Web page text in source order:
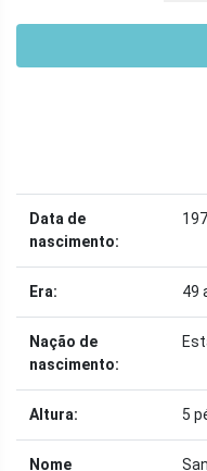
Data de
nascimento:
Era: 49
Nação de
nascimento:
Altura: 5
Nome